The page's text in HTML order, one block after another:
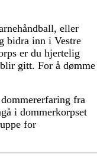
eller
bidra inn i Vestre
er du hjertelig
gitt. For å dømme
fra
i dommerkorpset
for